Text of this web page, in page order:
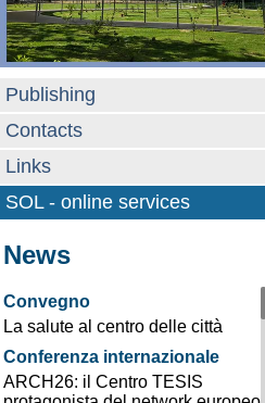
Publishing
Contacts
Links
SOL - online services
News
Convegno
La salute al centro delle città
Conferenza internazionale
ARCH26: il Centro TESIS